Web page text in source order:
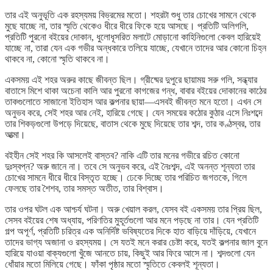
তার এই অনুভূতি এক রহস্যময় বিভ্রমের মতো। শহরটা শুধু তার চোখের সামনে থেকে
মুছে যাচ্ছে না, তার স্মৃতি থেকেও ধীরে ধীরে ফিকে হয়ে আসছে। প্রতিটি অলিগলি,
প্রতিটি পুরনো বইয়ের দোকান, ধুলোধূসরিত মলাটে মোড়ানো কাহিনিগুলো কেবল হারিয়েই
যাচ্ছে না, তারা যেন এক গভীর অন্ধকারে তলিয়ে যাচ্ছে, যেখানে তাদের আর কোনো চিহ্ন
থাকবে না, কোনো স্মৃতি থাকবে না।
একসময় এই শহর অরুর কাছে জীবন্ত ছিল। গ্রীষ্মের দুপুরে ছায়াময় সরু গলি, সন্ধ্যার
বাতাসে মিশে থাকা অচেনা কালি আর পুরনো কাগজের গন্ধ, বাবার বইয়ের দোকানের কাঠের
তাকগুলোতে সাজানো ইতিহাস আর কল্পনার ছায়া—এসবই জীবন্ত মনে হতো। এখন সে
অনুভব করে, সেই শহর আর নেই, হারিয়ে গেছে। যেন সময়ের কঠোর কুঠার এসে নিঃশব্দে
তার শিকড়গুলো উপড়ে দিয়েছে, বাতাস থেকে মুছে দিয়েছে তার শব্দ, তার কণ্ঠস্বর, তার
আত্মা।
বইহীন সেই শহর কি আসলেই বাস্তব? নাকি এটি তার মনের গভীরে রচিত কোনো
দুঃস্বপ্ন? অরু জানে না। তবে সে অনুভব করে, এই নৈঃশব্দ, এই অনন্ত শূন্যতা তার
চোখের সামনে ধীরে ধীরে বিস্তৃত হচ্ছে। ঢেকে দিচ্ছে তার পরিচিত জগতকে, গিলে
ফেলছে তার শৈশব, তার সমস্ত অতীত, তার বিশ্বাস।
তার ওপর ঘটল এক আশ্চর্য ঘটনা। অরু খেয়াল করল, যেসব বই একসময় তার প্রিয় ছিল,
সেসব বইয়ের শেষ অধ্যায়, পরিণতির মুহূর্তগুলো আর মনে পড়ছে না তার। যেন প্রতিটি
গল্প অপূর্ণ, প্রতিটি চরিত্র এক অনির্দিষ্ট ভবিষ্যতের দিকে হাত বাড়িয়ে দাঁড়িয়ে, যেখানে
তাদের ভাগ্য অজানা ও রহস্যময়। সে যতই মনে করার চেষ্টা করে, যতই কল্পনার জাল বুনে
হারিয়ে যাওয়া বাক্যগুলো খুঁজে আনতে চায়, কিছুই আর ফিরে আসে না। শব্দগুলো যেন
ধোঁয়ার মতো মিলিয়ে গেছে। ফাঁকা পৃষ্ঠার মতো স্মৃতিতে কেবলই শূন্যতা।